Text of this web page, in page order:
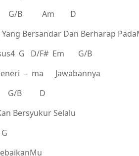
B Am D
Bersandar Dan Berharap
G D/F# Em G/B
– ma Jawabannya
G/B D
Bersyukur Selalu